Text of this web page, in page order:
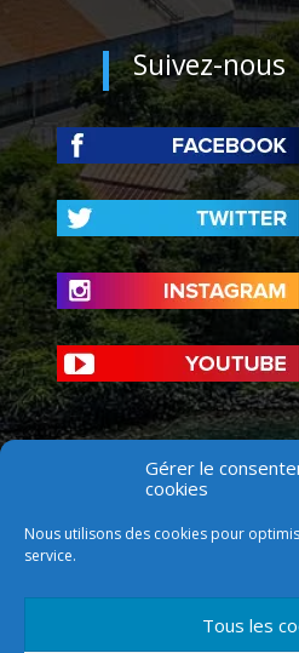
Gérer le
cookies
Nous utilisons des cookies pour
service.
Tous les
Suivez-nous